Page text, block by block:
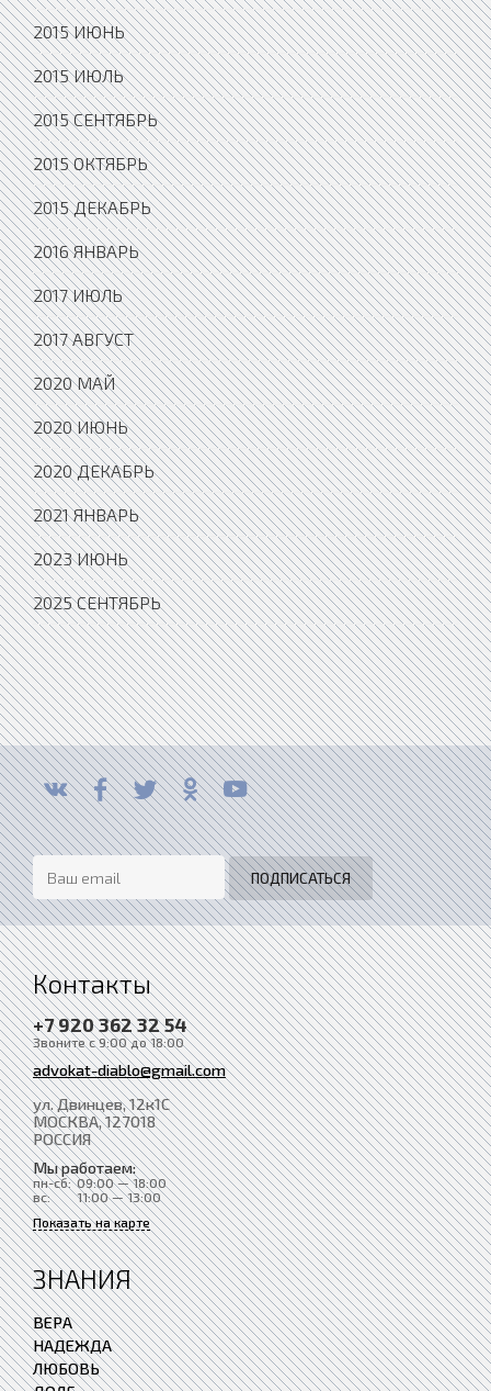
2015 ИЮНЬ
2015 ИЮЛЬ
2015 СЕНТЯБРЬ
2015 ОКТЯБРЬ
2015 ДЕКАБРЬ
2016 ЯНВАРЬ
2017 ИЮЛЬ
2017 АВГУСТ
2020 МАЙ
2020 ИЮНЬ
2020 ДЕКАБРЬ
2021 ЯНВАРЬ
2023 ИЮНЬ
2025 СЕНТЯБРЬ
Контакты
+7 920 362 32 54
Звоните с 9:00 до 18:00
advokat-diablo@gmail.com
ул. Двинцев, 12к1С
МОСКВА, 127018
РОССИЯ
Мы работаем:
пн-сб: 09:00 — 18:00
вс:
11:00 — 13:00
Показать на карте
ЗНАНИЯ
ВЕРА
НАДЕЖДА
ЛЮБОВЬ